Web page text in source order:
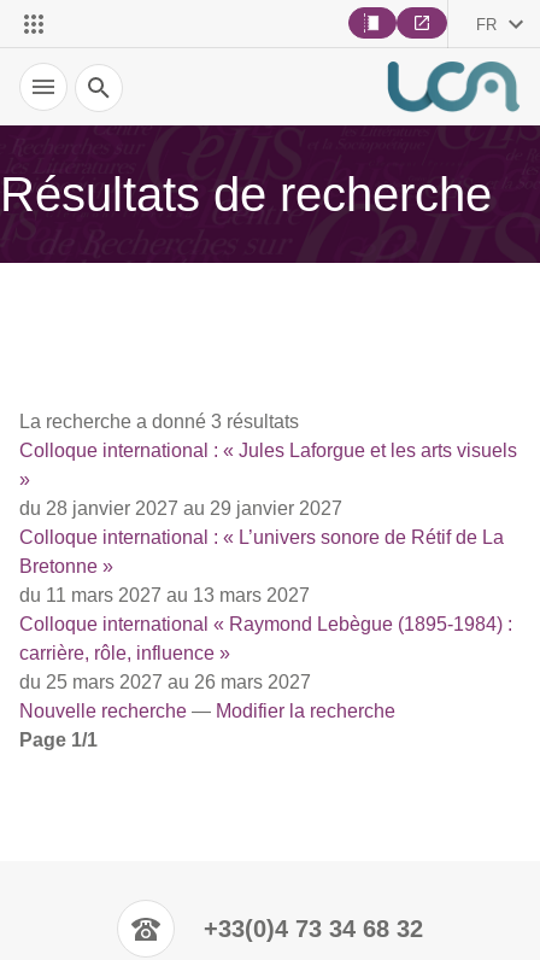
FR
Recherche
Résultats de recherche
La recherche a donné 3 résultats
Colloque international : « Jules Laforgue et les arts visuels
»
du 28 janvier 2027 au 29 janvier 2027
Colloque international : « L’univers sonore de Rétif de La
Bretonne »
du 11 mars 2027 au 13 mars 2027
Colloque international « Raymond Lebègue (1895-1984) :
carrière, rôle, influence »
du 25 mars 2027 au 26 mars 2027
Nouvelle recherche — Modifier la recherche
Page 1/1
+33(0)4 73 34 68 32